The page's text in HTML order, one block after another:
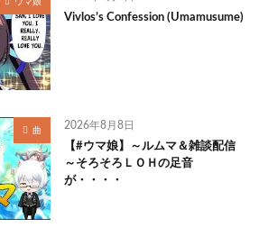
Vivlos’s Confession (Umamusume)
曲 2026年8月8日
【#ウマ娘】～ルムマ＆雑談配信
～そろそろＬＯＨの足音
が・・・・